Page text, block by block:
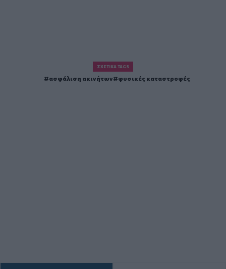
ΣΧΕΤΙΚΆ TAGS
ασφάλιση ακινήτων φυσικές καταστροφές